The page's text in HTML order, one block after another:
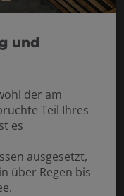
und
der am
Teil Ihres
es
ausgesetzt,
über Regen bis